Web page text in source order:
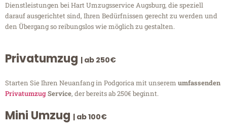
Dienstleistungen bei Hart Umzugsservice Augsburg, die speziell
darauf ausgerichtet sind, Ihren Bedürfnissen gerecht zu werden und
den Übergang so reibungslos wie möglich zu gestalten.
Privatumzug | ab 250€
Starten Sie Ihren Neuanfang in Podgorica mit unserem umfassenden
PrivatumzugService, der bereits ab 250€ beginnt.
Mini Umzug | ab 100€